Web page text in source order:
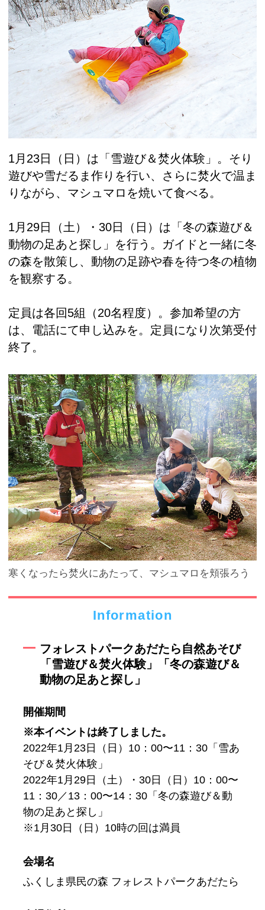
1月23日（日）は「雪遊び＆焚火体験」。そり
遊びや雪だるま作りを行い、さらに焚火で温ま
りながら、マシュマロを焼いて食べる。
1月29日（土）・30日（日）は「冬の森遊び＆
動物の足あと探し」を行う。ガイドと一緒に冬
の森を散策し、動物の足跡や春を待つ冬の植物
を観察する。
定員は各回5組（20名程度）。参加希望の方
は、電話にて申し込みを。定員になり次第受付
終了。
寒くなったら焚火にあたって、マシュマロを頬張ろう
Information
フォレストパークあだたら自然あそび
「雪遊び＆焚火体験」「冬の森遊び＆
動物の足あと探し」
開催期間
※本イベントは終了しました。
2022年1月23日（日）10：00〜11：30「雪あ
そび＆焚火体験」
2022年1月29日（土）・30日（日）10：00〜
11：30／13：00〜14：30「冬の森遊び＆動
物の足あと探し」
※1月30日（日）10時の回は満員
会場名
ふくしま県民の森 フォレストパークあだたら